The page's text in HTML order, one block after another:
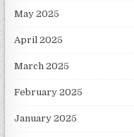
May 2025
April 2025
March 2025
February 2025
January 2025